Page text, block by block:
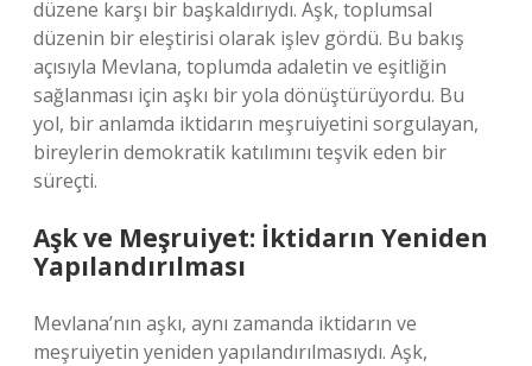
düzene karşı bir başkaldırıydı. Aşk, toplumsal
düzenin bir eleştirisi olarak işlev gördü. Bu bakış
açısıyla Mevlana, toplumda adaletin ve eşitliğin
sağlanması için aşkı bir yola dönüştürüyordu. Bu
yol, bir anlamda iktidarın meşruiyetini sorgulayan,
bireylerin demokratik katılımını teşvik eden bir
süreçti.
Aşk ve Meşruiyet: İktidarın Yeniden
Yapılandırılması
Mevlana’nın aşkı, aynı zamanda iktidarın ve
meşruiyetin yeniden yapılandırılmasıydı. Aşk,